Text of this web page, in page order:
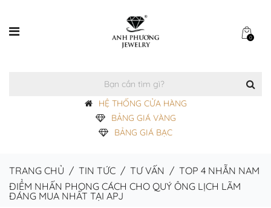
0
HỆ THỐNG CỬA HÀNG
BẢNG GIÁ VÀNG
BẢNG GIÁ BẠC
TRANG CHỦ / TIN TỨC / TƯ VẤN / TOP 4 NHẪN NAM
ĐIỂM NHẤN PHONG CÁCH CHO QUÝ ÔNG LỊCH LÃM
ĐÁNG MUA NHẤT TẠI APJ